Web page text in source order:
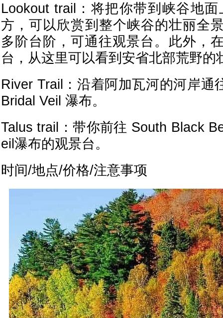
Lookout trail：将把你带到峡谷地
方，可以欣赏到整个峡谷的壮丽全
多阶台阶，可通往观景台。此外，
台，从这里可以看到安省北部荒野的
River Trail：沿着阿加瓦河的河岸通
Bridal Veil 瀑布。
Talus trail：带你前往 South Black
eil瀑布的观景台。
时间/地点/价格/注意事项